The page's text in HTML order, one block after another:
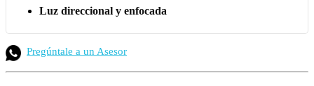
Luz direccional y enfocada
Pregúntale a un Asesor